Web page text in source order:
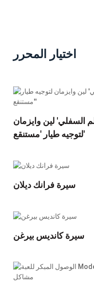
اختيار المحرر
السفلي' لين وايزمان
لتوجيه طيار 'مستنقع'
سيرة فرانك ديلان
سيرة كانديس بيرغن